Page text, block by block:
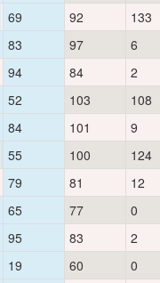
69 92 133
83 97 6
94 84 2
52 103 108
84 101 9
55 100 124
79 81 12
65 77 0
95 83 2
19 60 0